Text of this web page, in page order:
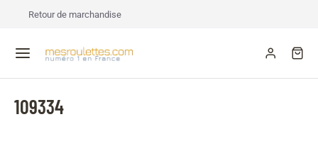
Retour de marchandise
109334